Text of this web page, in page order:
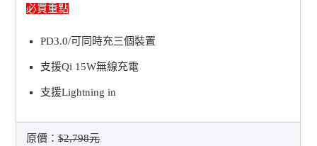
必買重點
PD3.0/可同時充三個裝置
支援Qi 15W無線充電
支援Lightning in
原價：$2,798元